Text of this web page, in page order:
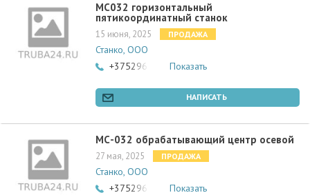
МС032 горизонтальный
пятикоординатный станок
15 июня, 2025 ПРОДАЖА
Станко, ООО
+375296772269Показать
НАПИСАТЬ
МС-032 обрабатывающий центр осевой
27 мая, 2025 ПРОДАЖА
Станко, ООО
+375296772269Показать